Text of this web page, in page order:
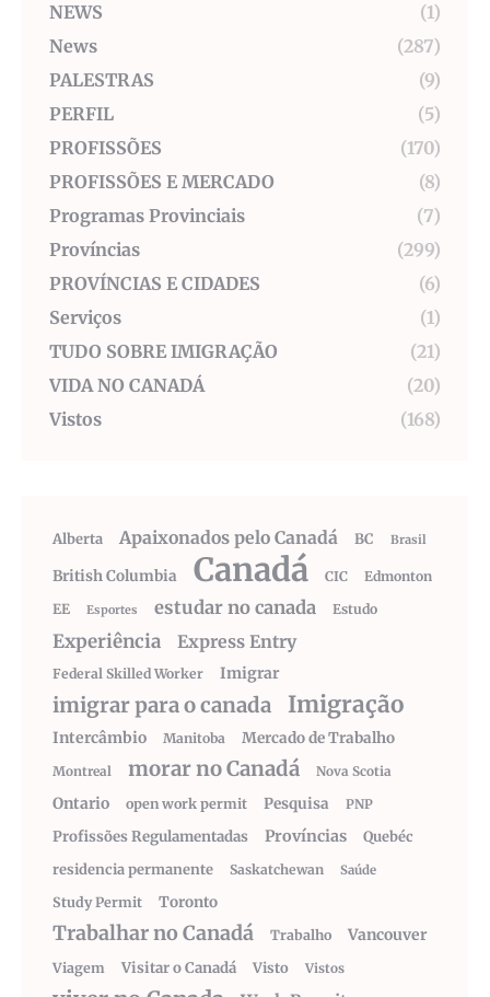
NEWS
(1)
News
(287)
PALESTRAS
(9)
PERFIL
(5)
PROFISSÕES
(170)
PROFISSÕES E MERCADO
(8)
Programas Provinciais
(7)
Províncias
(299)
PROVÍNCIAS E CIDADES
(6)
Serviços
(1)
TUDO SOBRE IMIGRAÇÃO
(21)
VIDA NO CANADÁ
(20)
Vistos
(168)
Alberta Apaixonados pelo Canadá BC Brasil
British Columbia Canadá CIC
Edmonton
EE
Esportes estudar no canada Estudo
Experiência Express Entry
Federal Skilled Worker Imigrar
imigrar para o canada Imigração
Intercâmbio Manitoba Mercado de Trabalho
Montreal morar no Canadá Nova Scotia
Ontario open work permit Pesquisa PNP
Profissões Regulamentadas Províncias
Quebéc
residencia permanente
Saskatchewan Saúde
Study Permit Toronto
Trabalhar no Canadá Trabalho Vancouver
Viagem Visitar o Canadá Visto Vistos